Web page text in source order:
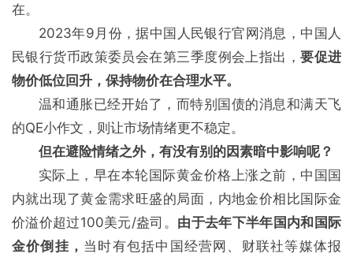
在。
2023年9月份，据中国人民银行官网消息，中国人
民银行货币政策委员会在第三季度例会上指出，要促进
物价低位回升，保持物价在合理水平。
温和通胀已经开始了，而特别国债的消息和满天飞
的QE小作文，则让市场情绪更不稳定。
但在避险情绪之外，有没有别的因素暗中影响呢？
实际上，早在本轮国际黄金价格上涨之前，中国国
内就出现了黄金需求旺盛的局面，内地金价相比国际金
价溢价超过100美元/盎司。 由于去年下半年国内和国际
金价倒挂， 当时有包括中国经营网、财联社等媒体报